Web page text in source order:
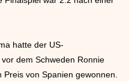
hatte der US-
dem Schweden Ronnie
von Spanien gewonnen.